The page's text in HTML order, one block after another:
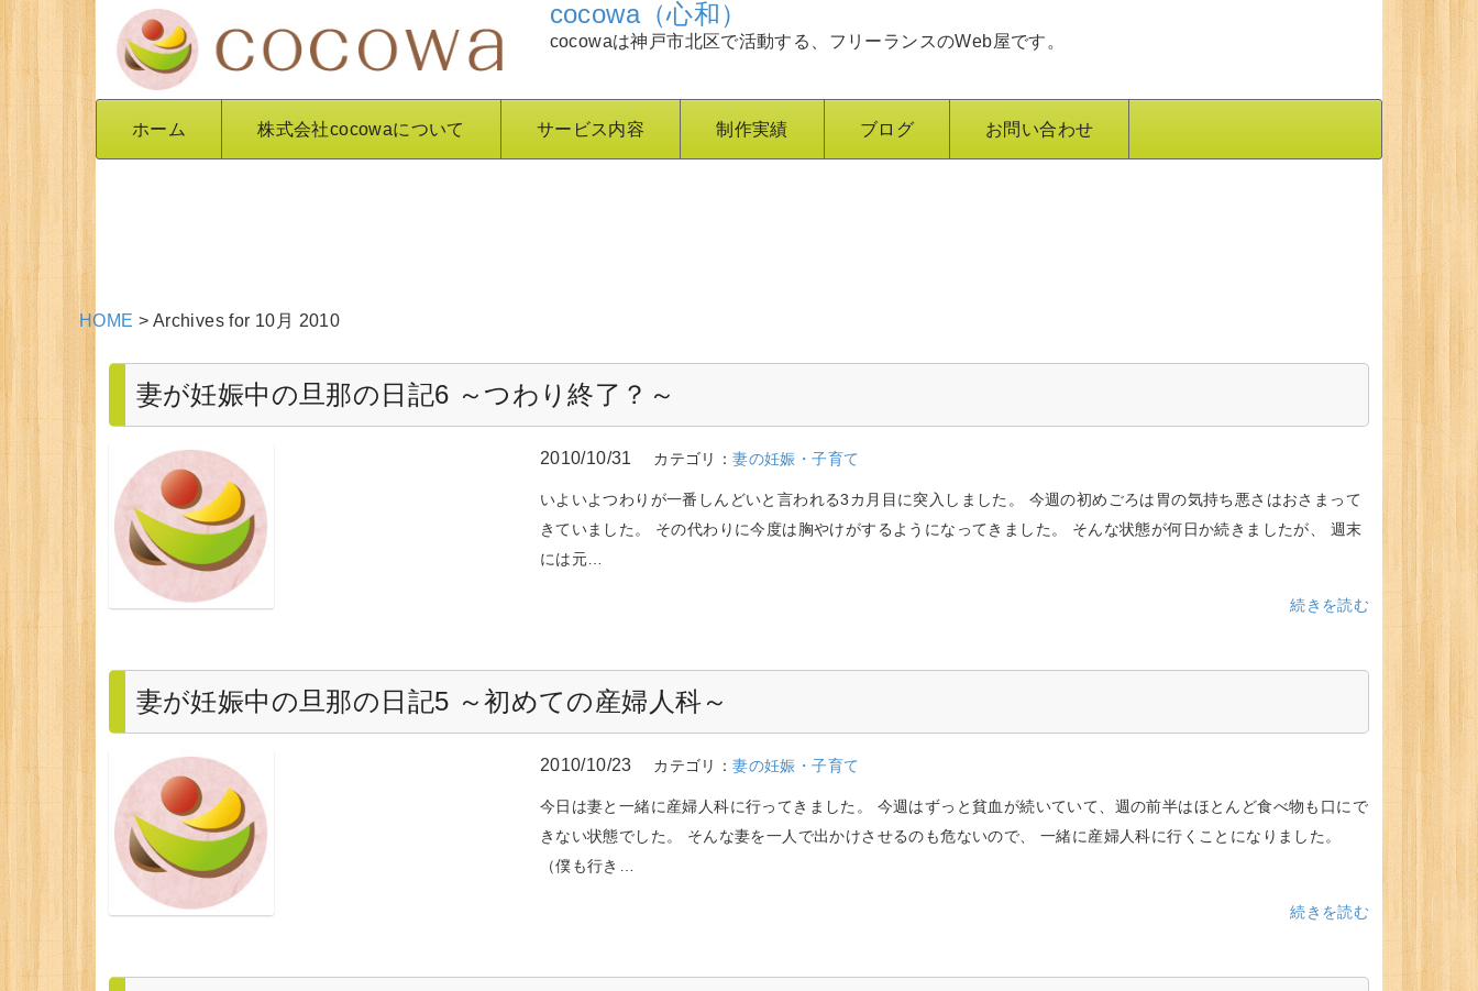
cocowa（心和）
cocowaは神戸市北区で活動する、フリーランスのWeb屋です。
ホーム 株式会社cocowaについて サービス内容 制作実績 ブログ お問い合わせ
HOME > Archives for 10月 2010
妻が妊娠中の旦那の日記6 ～つわり終了？～
2010/10/31 カテゴリ：妻の妊娠・子育て
いよいよつわりが一番しんどいと言われる3カ月目に突入しました。 今週の初めごろは胃の気持ち悪さはおさまって
きていました。 その代わりに今度は胸やけがするようになってきました。 そんな状態が何日か続きましたが、 週末
には元…
続きを読む
妻が妊娠中の旦那の日記5 ～初めての産婦人科～
2010/10/23 カテゴリ：妻の妊娠・子育て
今日は妻と一緒に産婦人科に行ってきました。 今週はずっと貧血が続いていて、週の前半はほとんど食べ物も口にで
きない状態でした。 そんな妻を一人で出かけさせるのも危ないので、 一緒に産婦人科に行くことになりました。
（僕も行き…
続きを読む